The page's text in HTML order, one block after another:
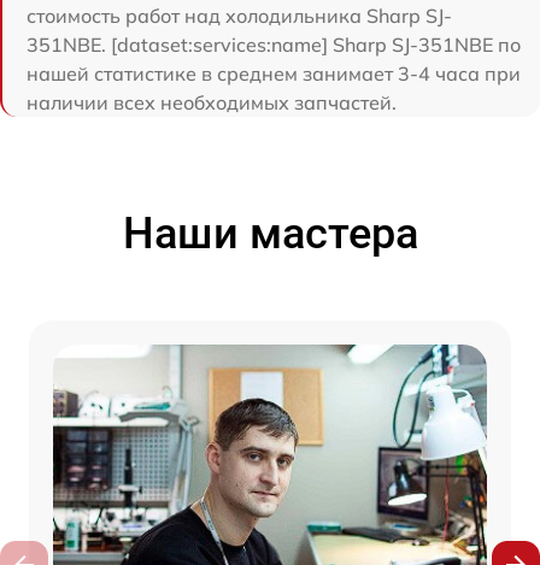
стоимость работ над холодильника Sharp SJ-
351NBE. [dataset:services:name] Sharp SJ-351NBE по
нашей статистике в среднем занимает 3-4 часа при
наличии всех необходимых запчастей.
Наши мастера